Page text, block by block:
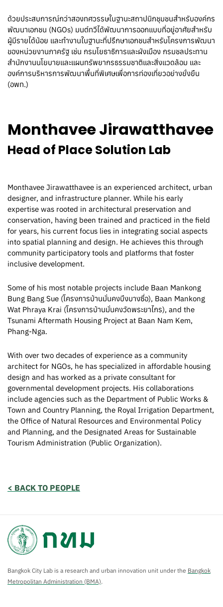
ด้วยประสบการณ์กว่าสองทศวรรษในฐานะสถาปนิกชุมชนสำหรับองค์กร
พัฒนาเอกชน (NGOs) มนต์ทวีได้พัฒนาการออกแบบที่อยู่อาศัยสำหรับ
ผู้มีรายได้น้อย และทำงานในฐานะที่ปรึกษาเอกชนสำหรับโครงการพัฒนา
ของหน่วยงานภาครัฐ เช่น กรมโยธาธิการและผังเมือง กรมชลประทาน
สำนักงานนโยบายและแผนทรัพยากรธรรมชาติและสิ่งแวดล้อม และ
องค์การบริหารการพัฒนาพื้นที่พิเศษเพื่อการท่องเที่ยวอย่างยั่งยืน
(อพท.)
Monthavee Jirawatthavee
Head of Place Solution Lab
Monthavee Jirawatthavee is an experienced architect, urban
designer, and infrastructure planner. While his early
expertise was rooted in architectural preservation and
conservation, having been trained and practiced in the field
for years, his current focus lies in integrating social aspects
into spatial planning and design. He achieves this through
community participatory tools and platforms that foster
inclusive development.
Some of his most notable projects include Baan Mankong
Bung Bang Sue (โครงการบ้านมั่นคงบึงบางซื่อ), Baan Mankong
Wat Phraya Krai (โครงการบ้านมั่นคงวัดพระยาไกร), and the
Tsunami Aftermath Housing Project at Baan Nam Kem,
Phang-Nga.
With over two decades of experience as a community
architect for NGOs, he has specialized in affordable housing
design and has worked as a private consultant for
governmental development projects. His collaborations
include agencies such as the Department of Public Works &
Town and Country Planning, the Royal Irrigation Department,
the Office of Natural Resources and Environmental Policy
and Planning, and the Designated Areas for Sustainable
Tourism Administration (Public Organization).
< BACK TO PEOPLE
Bangkok City Lab is a research and urban innovation unit under the Bangkok
Metropolitan Administration (BMA).